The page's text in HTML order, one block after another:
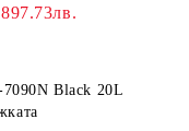
897.73лв.
Black 20L